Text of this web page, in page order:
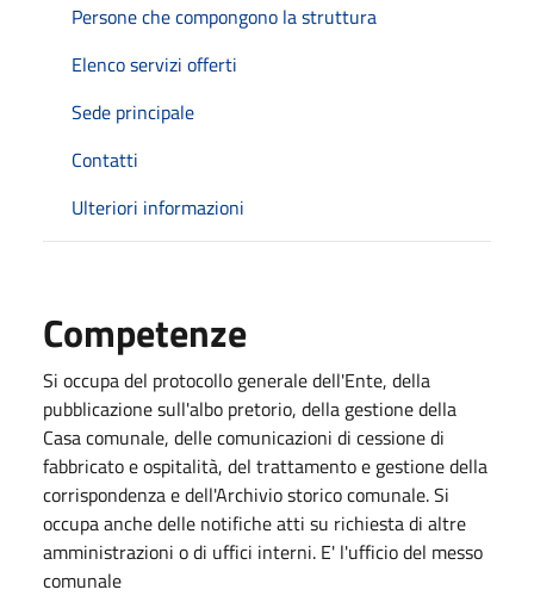
Persone che compongono la struttura
Elenco servizi offerti
Sede principale
Contatti
Ulteriori informazioni
Competenze
Si occupa del protocollo generale dell'Ente, della
pubblicazione sull'albo pretorio, della gestione della
Casa comunale, delle comunicazioni di cessione di
fabbricato e ospitalità, del trattamento e gestione della
corrispondenza e dell'Archivio storico comunale. Si
occupa anche delle notifiche atti su richiesta di altre
amministrazioni o di uffici interni. E' l'ufficio del messo
comunale